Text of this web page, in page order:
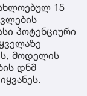
15
პოტენციური
მოდელის
დნმ